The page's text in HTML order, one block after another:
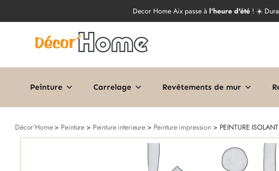
Decor Home Aix passe à l'heure d'été ! ☀️
Peinture Carrelage Revêtements de mur
Décor'Home> Peinture > Peinture interieure > Peinture impression> PEINTURE